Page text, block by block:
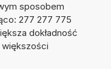
sposobem
277 277 775
dokładność